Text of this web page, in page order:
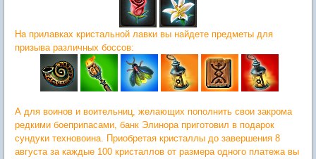
На прилавках кристальной лавки вы найдете предметы для
призыва различных боссов:
А для воинов и воительниц, желающих пополнить свои закрома
редкими боеприпасами, банк Элинора приготовил в подарок
сундуки техновоина. Приобретая кристаллы до завершения 8
августа за каждые 100 кристаллов от размера одного платежа вы